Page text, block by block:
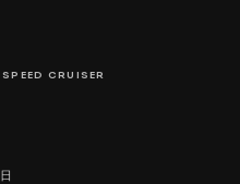
CRUISER